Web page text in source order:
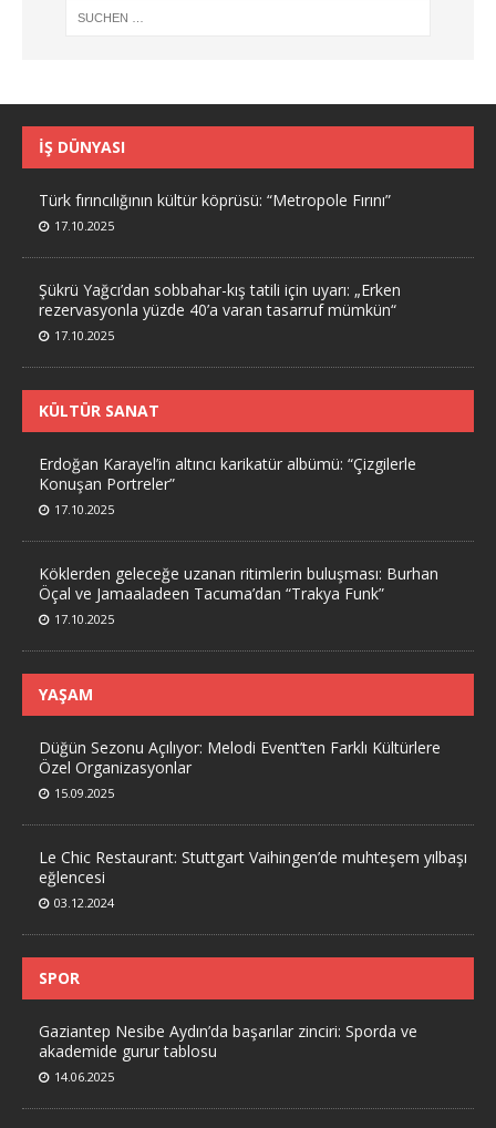
İŞ DÜNYASI
Türk fırıncılığının kültür köprüsü: “Metropole Fırını”
17.10.2025
Şükrü Yağcı’dan sobbahar-kış tatili için uyarı: „Erken
rezervasyonla yüzde 40’a varan tasarruf mümkün“
17.10.2025
KÜLTÜR SANAT
Erdoğan Karayel’in altıncı karikatür albümü: “Çizgilerle
Konuşan Portreler”
17.10.2025
Köklerden geleceğe uzanan ritimlerin buluşması: Burhan
Öçal ve Jamaaladeen Tacuma’dan “Trakya Funk”
17.10.2025
YAŞAM
Düğün Sezonu Açılıyor: Melodi Event’ten Farklı Kültürlere
Özel Organizasyonlar
15.09.2025
Le Chic Restaurant: Stuttgart Vaihingen’de muhteşem yılbaşı
eğlencesi
03.12.2024
SPOR
Gaziantep Nesibe Aydın’da başarılar zinciri: Sporda ve
akademide gurur tablosu
14.06.2025